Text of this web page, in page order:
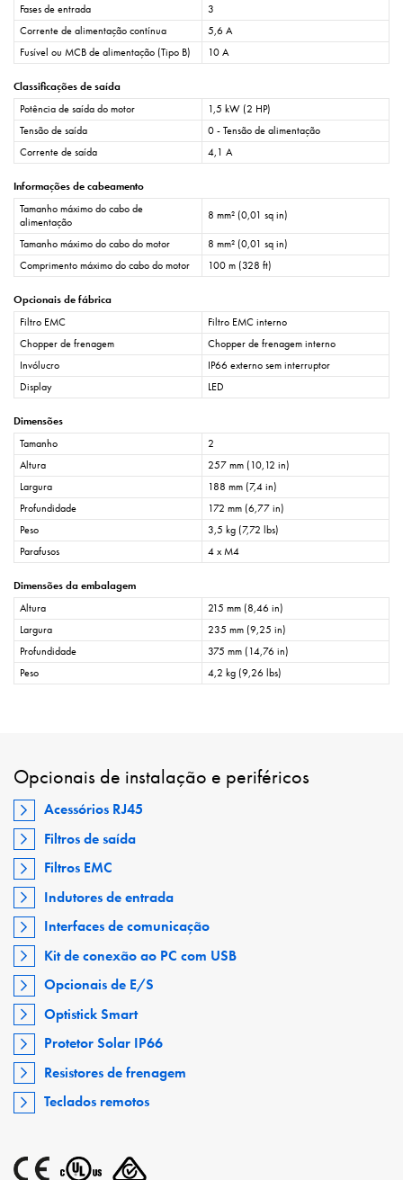
Fases de entrada
3
Corrente de alimentação contínua
5,6 A
Fusível ou MCB de alimentação (Tipo B)
10 A
Classificações de saída
Potência de saída do motor
1,5 kW (2 HP)
Tensão de saída
0 - Tensão de alimentação
Corrente de saída
4,1 A
Informações de cabeamento
Tamanho máximo do cabo de
alimentação
8 mm² (0,01 sq in)
Tamanho máximo do cabo do motor
8 mm² (0,01 sq in)
Comprimento máximo do cabo do motor
100 m (328 ft)
Opcionais de fábrica
Filtro EMC
Filtro EMC interno
Chopper de frenagem
Chopper de frenagem interno
Invólucro
IP66 externo sem interruptor
Display
LED
Dimensões
Tamanho
2
Altura
257 mm (10,12 in)
Largura
188 mm (7,4 in)
Profundidade
172 mm (6,77 in)
Peso
3,5 kg (7,72 lbs)
Parafusos
4 x M4
Dimensões da embalagem
Altura
215 mm (8,46 in)
Largura
235 mm (9,25 in)
Profundidade
375 mm (14,76 in)
Peso
4,2 kg (9,26 lbs)
Opcionais de instalação e periféricos
Acessórios RJ45
Filtros de saída
Filtros EMC
Indutores de entrada
Interfaces de comunicação
Kit de conexão ao PC com USB
Opcionais de E/S
Optistick Smart
Protetor Solar IP66
Resistores de frenagem
Teclados remotos